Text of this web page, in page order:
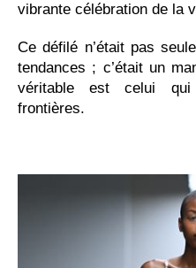
vibrante célébration de la
Ce défilé n’était pas
tendances ; c’était un
véritable est celui qui
frontières.